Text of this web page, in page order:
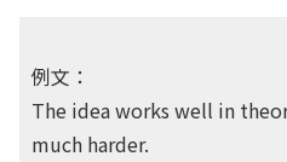
例文：
The idea works well in
much harder.